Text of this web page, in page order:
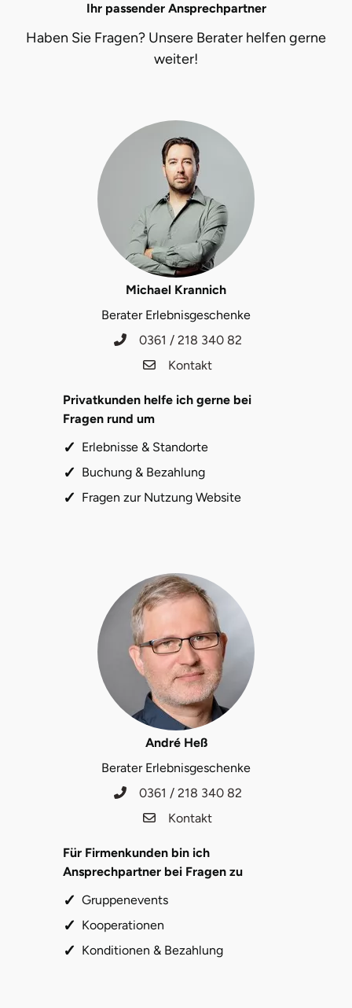
Ihr passender Ansprechpartner
Haben Sie Fragen? Unsere Berater helfen gerne
weiter!
Michael Krannich
Berater Erlebnisgeschenke
0361 / 218 340 82
Kontakt
Privatkunden helfe ich gerne bei
Fragen rund um
Erlebnisse & Standorte
Buchung & Bezahlung
Fragen zur Nutzung Website
André Heß
Berater Erlebnisgeschenke
0361 / 218 340 82
Kontakt
Für Firmenkunden bin ich
Ansprechpartner bei Fragen zu
Gruppenevents
Kooperationen
Konditionen & Bezahlung
Herzogtum Lauenburg
Homburg
Horb am Neckar
Jerichower Land